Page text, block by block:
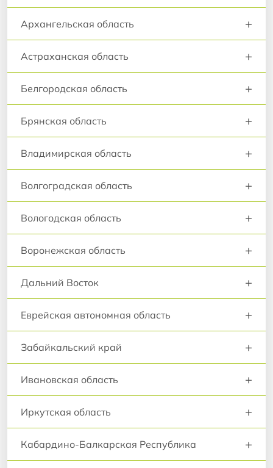
Архангельская область +
Астраханская область +
Белгородская область +
Брянская область +
Владимирская область +
Волгоградская область +
Вологодская область +
Воронежская область +
Дальний Восток +
Еврейская автономная область +
Забайкальский край +
Ивановская область +
Иркутская область +
Кабардино-Балкарская Республика +